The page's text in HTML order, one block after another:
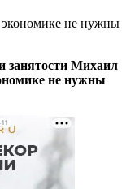
экономике не нужны
занятости Михаил
не нужны